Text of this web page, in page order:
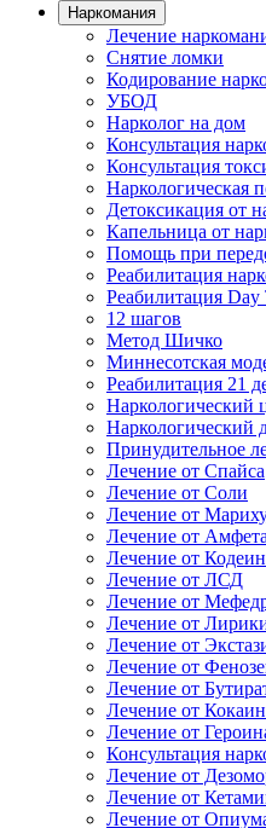
Наркомания
Лечение
Снятие ломки
Кодирование
УБОД
Нарколог на дом
Консультация
Консультация
Наркологическая
Детоксикация от
Капельница от
Помощь при
Реабилитация
Реабилитация Day
12 шагов
Метод Шичко
Миннесотская
Реабилитация 21
Наркологический
Наркологический
Принудительное
Лечение от Спайса
Лечение от Соли
Лечение от
Лечение от
Лечение от
Лечение от ЛСД
Лечение от
Лечение от
Лечение от
Лечение от
Лечение от
Лечение от
Лечение от
Консультация
Лечение от
Лечение от
Лечение от